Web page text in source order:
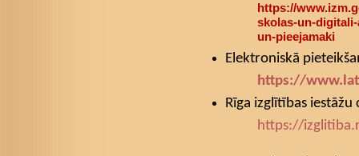
https://
skolas-un-
un-pieejamaki
Elektroniskā
https://
Rīga izglītības iestāžu
https://